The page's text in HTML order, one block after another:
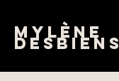
mylène
desbiens